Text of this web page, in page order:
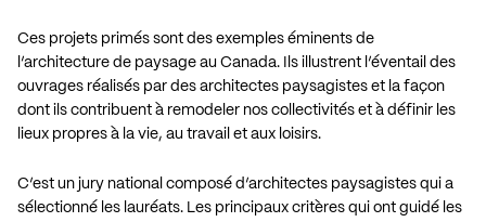
Ces projets primés sont des exemples éminents de
l’architecture de paysage au Canada. Ils illustrent l’éventail des
ouvrages réalisés par des architectes paysagistes et la façon
dont ils contribuent à remodeler nos collectivités et à définir les
lieux propres à la vie, au travail et aux loisirs.
C’est un jury national composé d’architectes paysagistes qui a
sélectionné les lauréats. Les principaux critères qui ont guidé les